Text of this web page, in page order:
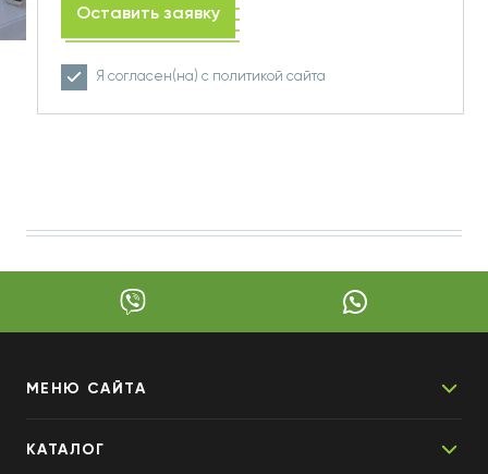
Оставить заявку
Я согласен(на) с политикой сайта
МЕНЮ САЙТА
КАТАЛОГ